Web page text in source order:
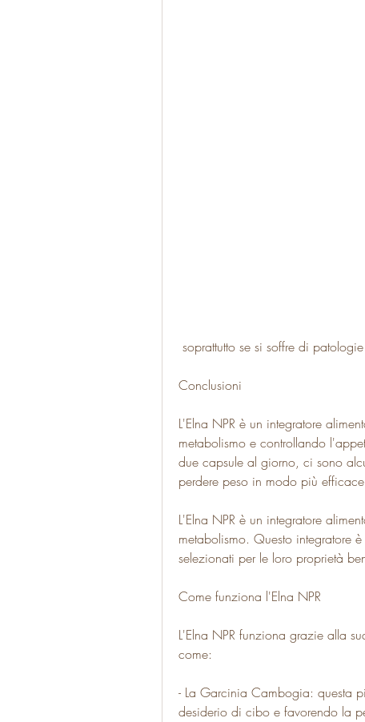
soprattutto se si soffre di
Conclusioni
L'Elna NPR è un integratore
metabolismo e controllando
due capsule al giorno, ci sono
perdere peso in modo più
L'Elna NPR è un integratore
metabolismo. Questo integratore
selezionati per le loro proprietà
Come funziona l'Elna NPR
L'Elna NPR funziona grazie alla
come:
- La Garcinia Cambogia: questa
desiderio di cibo e favorendo la